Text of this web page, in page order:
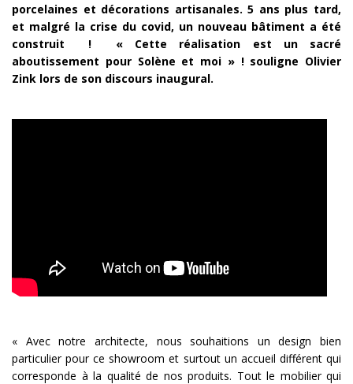
porcelaines et décorations artisanales. 5 ans plus tard,
et malgré la crise du covid, un nouveau bâtiment a été
construit !
« Cette réalisation est un sacré
aboutissement pour Solène et moi » ! souligne Olivier
Zink lors de son discours inaugural.
« Avec notre architecte, nous souhaitions un design bien
particulier pour ce showroom et surtout un accueil différent qui
corresponde à la qualité de nos produits. Tout le mobilier qui